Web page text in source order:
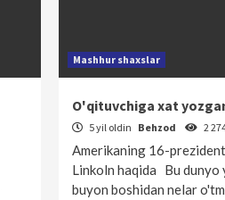
Mashhur shaxslar
O'qituvchiga xat
5 yil oldin Behzod 2
Amerikaning 16-
Linkoln haqida Bu dunyo
buyon boshidan nelar